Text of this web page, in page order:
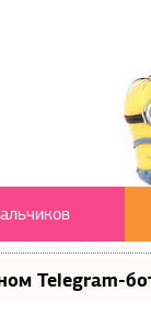
Telegram-